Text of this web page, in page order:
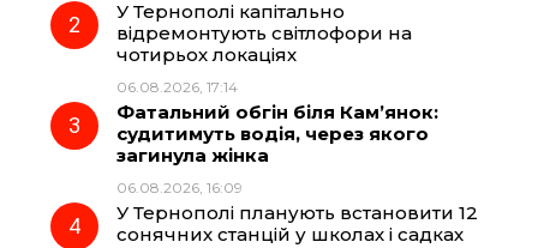
o
k
r
a
m
A
У Тернополі капітально
відремонтують світлофори на
чотирьох локаціях
06.08.2026, 17:14
Фатальний обгін біля Кам’янок:
судитимуть водія, через якого
загинула жінка
06.08.2026, 16:09
У Тернополі планують встановити 12
сонячних станцій у школах і садках